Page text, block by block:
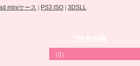
miniケース PS3 ISO 3DSLL
（0）